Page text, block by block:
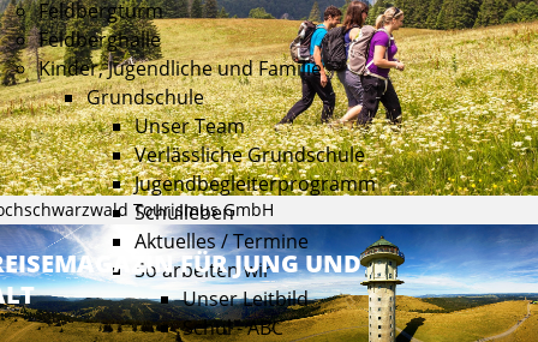
Feldbergturm
Feldberghalle
Kinder, Jugendliche und Familie
Grundschule
Unser Team
Verlässliche Grundschule
Jugendbegleiterprogramm
Schulleben
Aktuelles / Termine
So arbeiten wir
Unser Leitbild
Schul - ABC
Tourismus GmbH
FÜR JUNG UND